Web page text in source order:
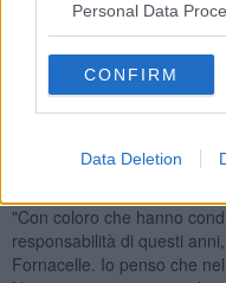
Personal Data
CONFIRM
Data Deletion
che invecchia. Delle
restare. Delle attività
vita di chi abita il paese tutto
rigenerazione urbana:
e non limitato ai soli
una possibile candidatura
"Con coloro che hanno
responsabilità di questi
Fornacelle. Io penso che